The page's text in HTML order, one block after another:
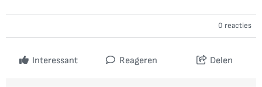
0 reacties
Interessant Reageren Delen